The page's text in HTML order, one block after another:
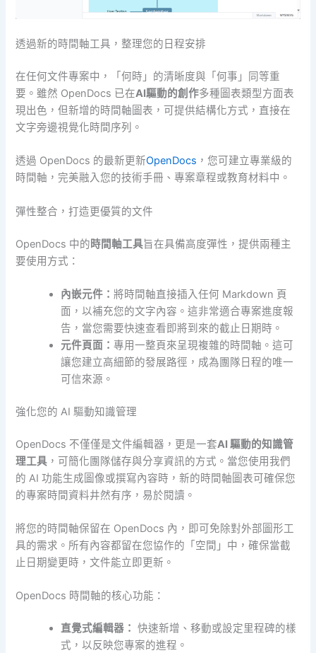
透過新的時間軸工具，整理您的日程安排
在任何文件專案中，「何時」的清晰度與「何事」同等重
要。雖然 OpenDocs 已在AI驅動的創作多種圖表類型方面表
現出色，但新增的時間軸圖表，可提供結構化方式，直接在
文字旁邊視覺化時間序列。
透過 OpenDocs 的最新更新OpenDocs ，您可建立專業級的
時間軸，完美融入您的技術手冊、專案章程或教育材料中。
彈性整合，打造更優質的文件
OpenDocs 中的時間軸工具旨在具備高度彈性，提供兩種主
要使用方式：
內嵌元件：將時間軸直接插入任何 Markdown 頁
面，以補充您的文字內容。這非常適合專案進度報
告，當您需要快速查看即將到來的截止日期時。
元件頁面：專用一整頁來呈現複雜的時間軸。這可
讓您建立高細節的發展路徑，成為團隊日程的唯一
可信來源。
強化您的 AI 驅動知識管理
OpenDocs 不僅僅是文件編輯器，更是一套AI 驅動的知識管
理工具 ，可簡化團隊儲存與分享資訊的方式。當您使用我們
的 AI 功能生成圖像或撰寫內容時，新的時間軸圖表可確保您
的專案時間資料井然有序，易於閱讀。
將您的時間軸保留在 OpenDocs 內，即可免除對外部圖形工
具的需求。所有內容都留在您協作的「空間」中，確保當截
止日期變更時，文件能立即更新。
OpenDocs 時間軸的核心功能：
直覺式編輯器： 快速新增、移動或設定里程碑的樣
式，以反映您專案的進程。